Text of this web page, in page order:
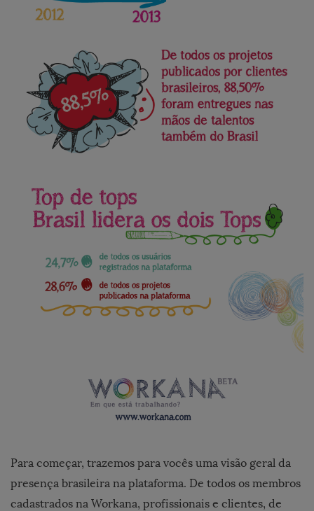
Para começar, trazemos para vocês uma visão geral da
presença brasileira na plataforma. De todos os membros
cadastrados na Workana, profissionais e clientes, de